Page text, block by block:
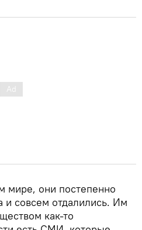
мире, они постепенно
и совсем отдалились. Им
как-то